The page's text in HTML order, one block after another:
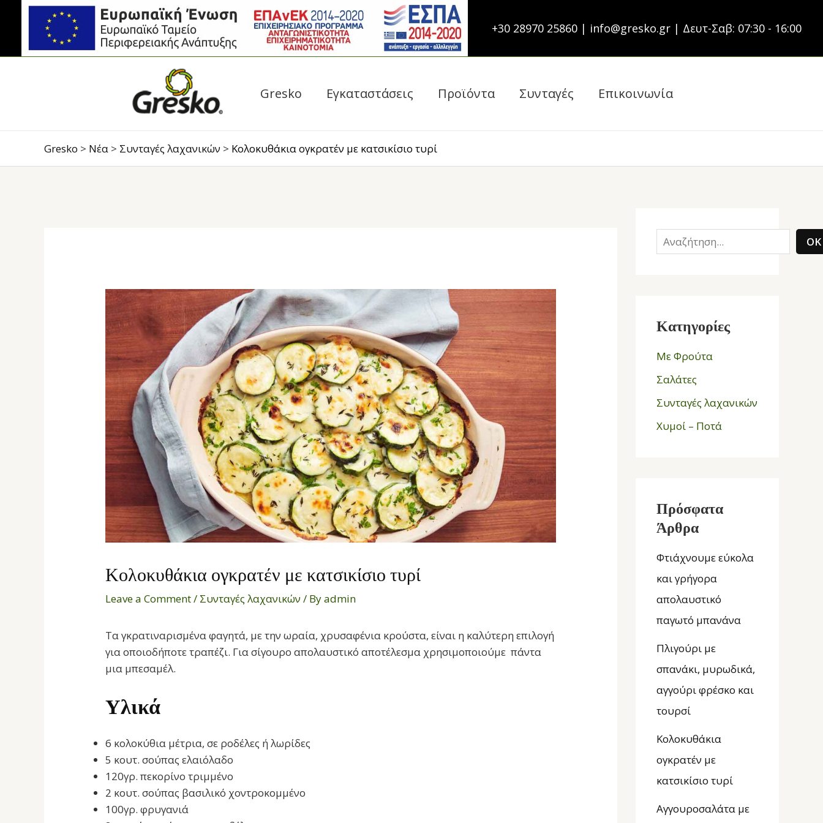
+30 28970 25860 | info@gresko.gr | Δευτ-Σαβ: 07:30 - 16:00
Gresko Εγκαταστάσεις Προϊόντα Συνταγές Επικοινωνία
Gresko > Νέα > Συνταγές λαχανικών > Κολοκυθάκια ογκρατέν με κατσικίσιο τυρί
Κολοκυθάκια ογκρατέν με κατσικίσιο τυρί
Leave a Comment/ Συνταγές λαχανικών/ Byadmin
Τα γκρατιναρισμένα φαγητά, με την ωραία, χρυσαφένια κρούστα, είναι η καλύτερη επιλογή
για οποιοδήποτε τραπέζι. Για σίγουρο απολαυστικό αποτέλεσμα χρησιμοποιούμε πάντα
μια μπεσαμέλ.
Υλικά
6 κολοκύθια μέτρια, σε ροδέλες ή λωρίδες
5 κουτ. σούπας ελαιόλαδο
120γρ. πεκορίνο τριμμένο
2 κουτ. σούπας βασιλικό χοντροκομμένο
100γρ. φρυγανιά
Post
navigation
e
c
ΟΚ
Κατηγορίες
Με Φρούτα
Σαλάτες
Συνταγές λαχανικών
Χυμοί – Ποτά
Πρόσφατα
Άρθρα
Φτιάχνουμε εύκολα
και γρήγορα
απολαυστικό
παγωτό μπανάνα
Πλιγούρι με
σπανάκι, μυρωδικά,
αγγούρι φρέσκο και
τουρσί
Κολοκυθάκια
ογκρατέν με
κατσικίσιο τυρί
Αγγουροσαλάτα με